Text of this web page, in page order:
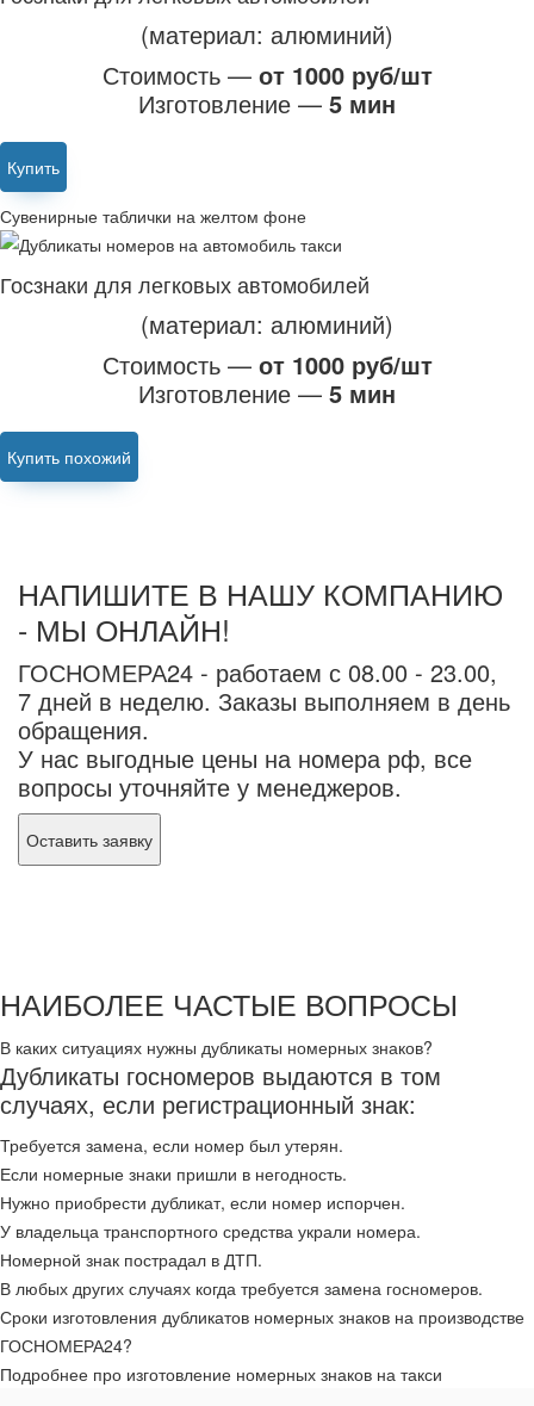
(материал: алюминий)
Стоимость — от 1000 руб/шт
Изготовление — 5 мин
Купить
Сувенирные таблички на желтом фоне
Госзнаки для легковых автомобилей
(материал: алюминий)
Стоимость — от 1000 руб/шт
Изготовление — 5 мин
Купить похожий
НАПИШИТЕ В НАШУ КОМПАНИЮ
- МЫ ОНЛАЙН!
ГОСНОМЕРА24 - работаем с 08.00 - 23.00,
7 дней в неделю. Заказы выполняем в день
обращения.
У нас выгодные цены на номера рф, все
вопросы уточняйте у менеджеров.
Оставить заявку
НАИБОЛЕЕ ЧАСТЫЕ ВОПРОСЫ
В каких ситуациях нужны дубликаты номерных знаков?
Дубликаты госномеров выдаются в том
случаях, если регистрационный знак:
Требуется замена, если номер был утерян.
Если номерные знаки пришли в негодность.
Нужно приобрести дубликат, если номер испорчен.
У владельца транспортного средства украли номера.
Номерной знак пострадал в ДТП.
В любых других случаях когда требуется замена госномеров.
Сроки изготовления дубликатов номерных знаков на производстве
ГОСНОМЕРА24?
Подробнее про изготовление номерных знаков на такси